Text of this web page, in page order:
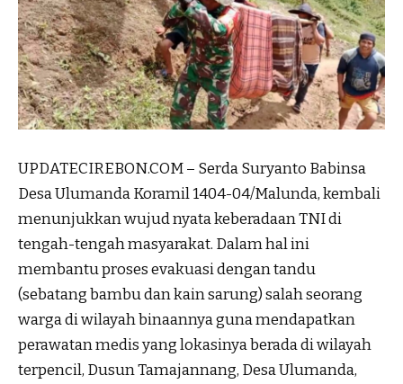
UPDATECIREBON.COM – Serda Suryanto Babinsa
Desa Ulumanda Koramil 1404-04/Malunda, kembali
menunjukkan wujud nyata keberadaan TNI di
tengah-tengah masyarakat. Dalam hal ini
membantu proses evakuasi dengan tandu
(sebatang bambu dan kain sarung) salah seorang
warga di wilayah binaannya guna mendapatkan
perawatan medis yang lokasinya berada di wilayah
terpencil, Dusun Tamajannang, Desa Ulumanda,